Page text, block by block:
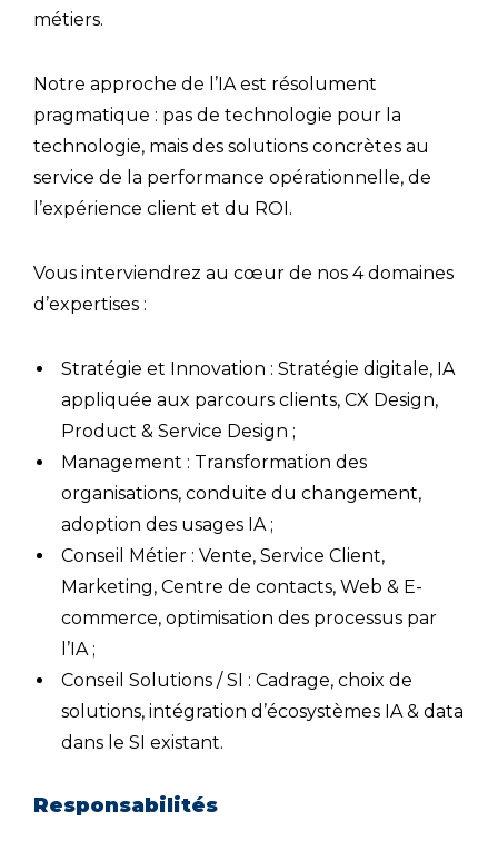
métiers.
Notre approche de l’IA est résolument
pragmatique : pas de technologie pour la
technologie, mais des solutions concrètes au
service de la performance opérationnelle, de
l’expérience client et du ROI.
Vous interviendrez au cœur de nos 4 domaines
d’expertises :
Stratégie et Innovation : Stratégie digitale, IA
appliquée aux parcours clients, CX Design,
Product & Service Design ;
Management : Transformation des
organisations, conduite du changement,
adoption des usages IA ;
Conseil Métier : Vente, Service Client,
Marketing, Centre de contacts, Web & E-
commerce, optimisation des processus par
l’IA ;
Conseil Solutions / SI : Cadrage, choix de
solutions, intégration d’écosystèmes IA & data
dans le SI existant.
Responsabilités